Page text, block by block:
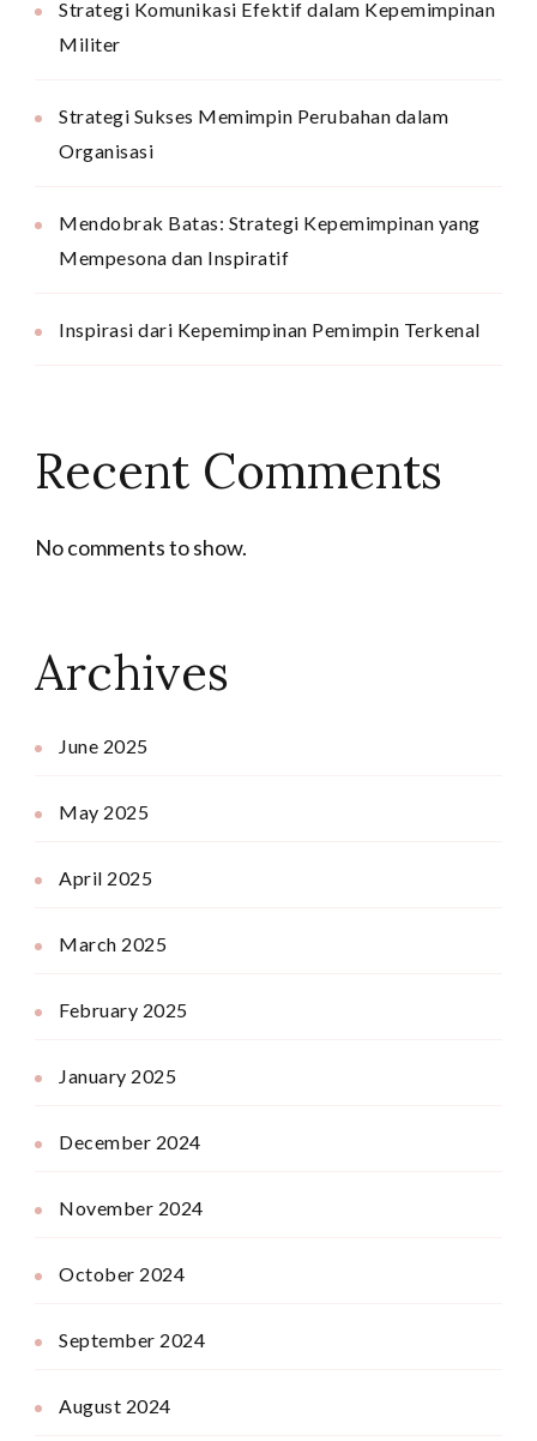
Strategi Komunikasi Efektif dalam Kepemimpinan
Militer
Strategi Sukses Memimpin Perubahan dalam
Organisasi
Mendobrak Batas: Strategi Kepemimpinan yang
Mempesona dan Inspiratif
Inspirasi dari Kepemimpinan Pemimpin Terkenal
Recent Comments
No comments to show.
Archives
June 2025
May 2025
April 2025
March 2025
February 2025
January 2025
December 2024
November 2024
October 2024
September 2024
August 2024